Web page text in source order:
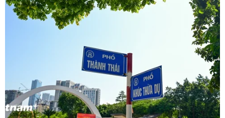
TIN CÙNG CHUYÊN MỤC
Xe tải va chạm xe máy tại Đắk Lắk
làm hai người thương vong
08/08/2026 14:58